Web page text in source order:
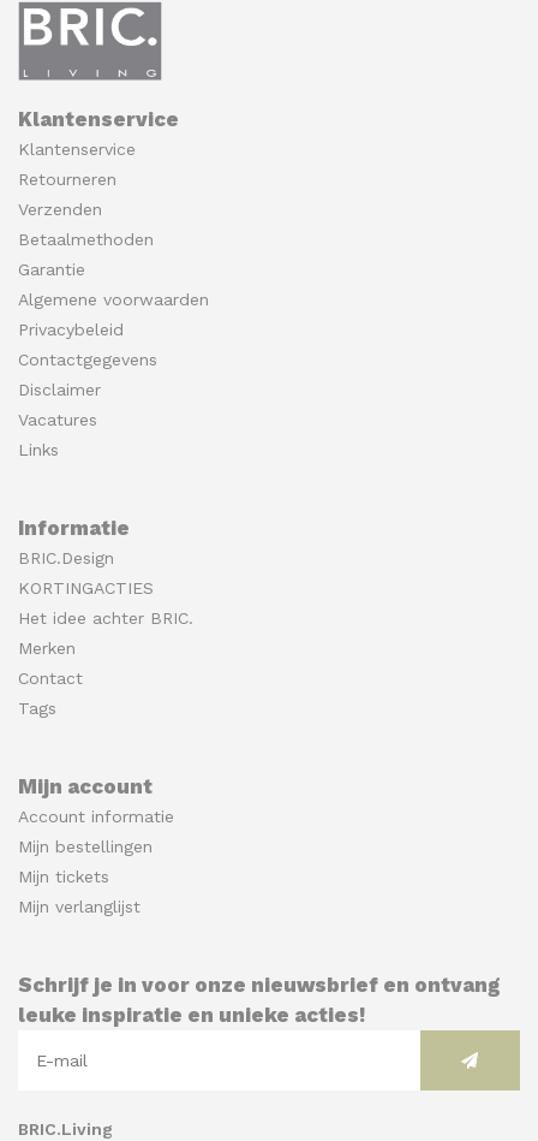
Klantenservice
Klantenservice
Retourneren
Verzenden
Betaalmethoden
Garantie
Algemene voorwaarden
Privacybeleid
Contactgegevens
Disclaimer
Vacatures
Links
Informatie
BRIC.Design
KORTINGACTIES
Het idee achter BRIC.
Merken
Contact
Tags
Mijn account
Account informatie
Mijn bestellingen
Mijn tickets
Mijn verlanglijst
Schrijf je in voor onze nieuwsbrief en ontvang
leuke inspiratie en unieke acties!
BRIC.Living